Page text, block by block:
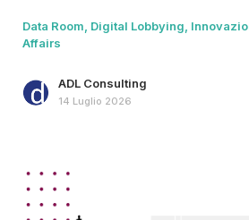
Data Room Digital Lobbying
Affairs
ADL Consulting
14 Luglio 2026